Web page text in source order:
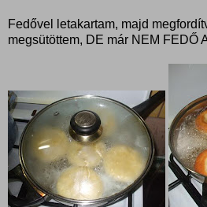
Fedővel letakartam, majd
megsütöttem, DE már NEM FEDŐ